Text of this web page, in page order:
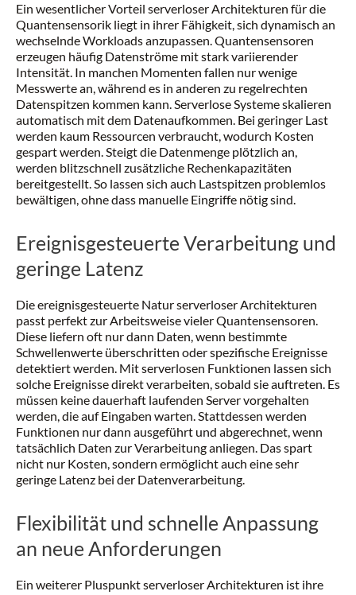
Ein wesentlicher Vorteil serverloser Architekturen für die
Quantensensorik liegt in ihrer Fähigkeit, sich dynamisch an
wechselnde Workloads anzupassen. Quantensensoren
erzeugen häufig Datenströme mit stark variierender
Intensität. In manchen Momenten fallen nur wenige
Messwerte an, während es in anderen zu regelrechten
Datenspitzen kommen kann. Serverlose Systeme skalieren
automatisch mit dem Datenaufkommen. Bei geringer Last
werden kaum Ressourcen verbraucht, wodurch Kosten
gespart werden. Steigt die Datenmenge plötzlich an,
werden blitzschnell zusätzliche Rechenkapazitäten
bereitgestellt. So lassen sich auch Lastspitzen problemlos
bewältigen, ohne dass manuelle Eingriffe nötig sind.
Ereignisgesteuerte Verarbeitung und
geringe Latenz
Die ereignisgesteuerte Natur serverloser Architekturen
passt perfekt zur Arbeitsweise vieler Quantensensoren.
Diese liefern oft nur dann Daten, wenn bestimmte
Schwellenwerte überschritten oder spezifische Ereignisse
detektiert werden. Mit serverlosen Funktionen lassen sich
solche Ereignisse direkt verarbeiten, sobald sie auftreten. Es
müssen keine dauerhaft laufenden Server vorgehalten
werden, die auf Eingaben warten. Stattdessen werden
Funktionen nur dann ausgeführt und abgerechnet, wenn
tatsächlich Daten zur Verarbeitung anliegen. Das spart
nicht nur Kosten, sondern ermöglicht auch eine sehr
geringe Latenz bei der Datenverarbeitung.
Flexibilität und schnelle Anpassung
an neue Anforderungen
Ein weiterer Pluspunkt serverloser Architekturen ist ihre